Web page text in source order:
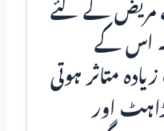
کے لئے
اس کے
متاثر ہوتی
اور